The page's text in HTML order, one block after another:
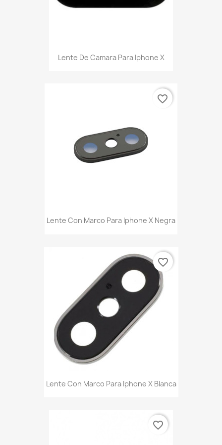
Lente De Camara Para Iphone X
Lente Con Marco Para Iphone X Negra
favorite_border
Lente Con Marco Para Iphone X Blanca
favorite_border
favorite_border